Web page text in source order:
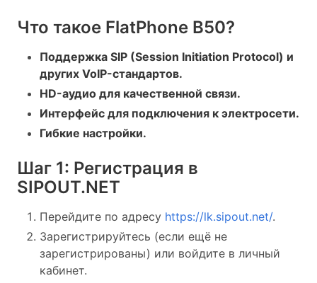
Что такое FlatPhone B50?
Поддержка SIP (Session Initiation Protocol) и
других VoIP-стандартов.
HD-аудио для качественной связи.
Интерфейс для подключения к электросети.
Гибкие настройки.
Шаг 1: Регистрация в
SIPOUT.NET
Перейдите по адресу https://lk.sipout.net/.
Зарегистрируйтесь (если ещё не
зарегистрированы) или войдите в личный
кабинет.